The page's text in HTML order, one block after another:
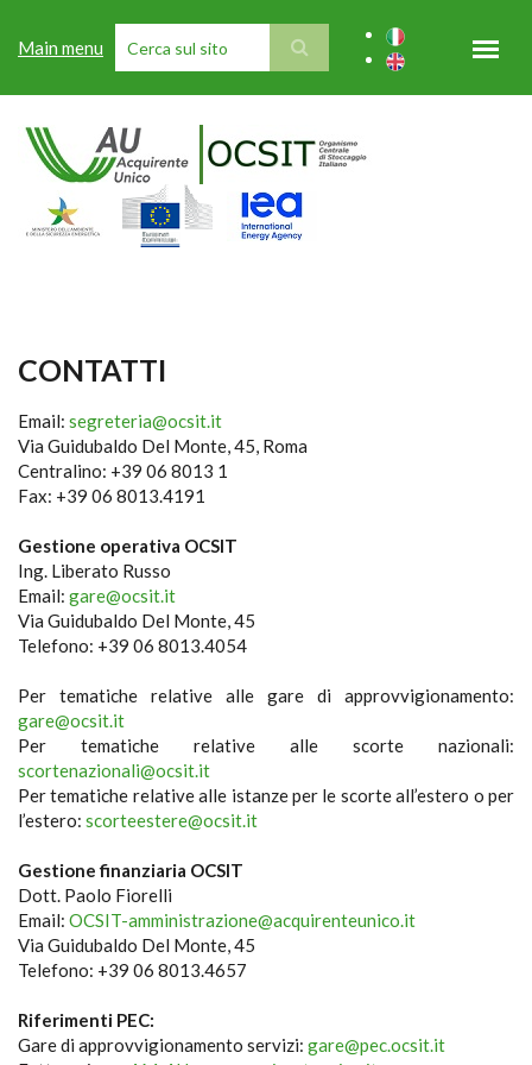
Main menu
FORM DI RICERCA
CONTATTI
Email: segreteria@ocsit.it
Via Guidubaldo Del Monte, 45, Roma
Centralino: +39 06 8013 1
Fax: +39 06 8013.4191
Gestione operativa OCSIT
Ing. Liberato Russo
Email: gare@ocsit.it
Via Guidubaldo Del Monte, 45
Telefono: +39 06 8013.4054
Per tematiche relative alle gare di approvvigionamento:
gare@ocsit.it
Per tematiche relative alle scorte nazionali:
scortenazionali@ocsit.it
Per tematiche relative alle istanze per le scorte all’estero o per
l’estero: scorteestere@ocsit.it
Gestione finanziaria OCSIT
Dott. Paolo Fiorelli
Email: OCSIT-amministrazione@acquirenteunico.it
Via Guidubaldo Del Monte, 45
Telefono: +39 06 8013.4657
Riferimenti PEC:
Gare di approvvigionamento servizi: gare@pec.ocsit.it